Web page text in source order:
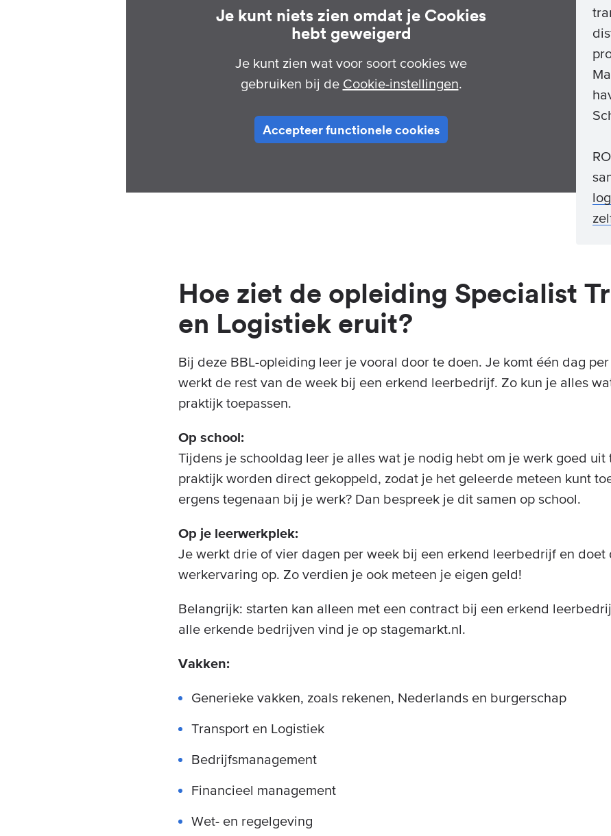
Je kunt niets zien omdat je Cookies
hebt geweigerd
Je kunt zien wat voor soort cookies we
gebruiken bij de Cookie-instellingen.
Accepteer functionele cookies
Hoe ziet de opleiding Specialist
en Logistiek eruit?
Bij deze BBL-opleiding leer je vooral door te doen. Je komt één dag
werkt de rest van de week bij een erkend leerbedrijf. Zo kun je alles
praktijk toepassen.
Op school:
Tijdens je schooldag leer je alles wat je nodig hebt om je werk goed uit
praktijk worden direct gekoppeld, zodat je het geleerde meteen kunt
ergens tegenaan bij je werk? Dan bespreek je dit samen op school.
Op je leerwerkplek:
Je werkt drie of vier dagen per week bij een erkend leerbedrijf en doet
werkervaring op. Zo verdien je ook meteen je eigen geld!
Belangrijk: starten kan alleen met een contract bij een erkend
alle erkende bedrijven vind je op stagemarkt.nl.
Vakken:
Generieke vakken, zoals rekenen, Nederlands en burgerschap
Transport en Logistiek
Bedrijfsmanagement
Financieel management
Wet- en regelgeving